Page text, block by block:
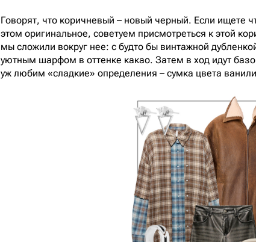
Говорят, что коричневый – новый черный. Если ищете
этом оригинальное, советуем присмотреться к этой
мы сложили вокруг нее: с будто бы винтажной
уютным шарфом в оттенке какао. Затем в ход идут
уж любим «сладкие» определения – сумка цвета